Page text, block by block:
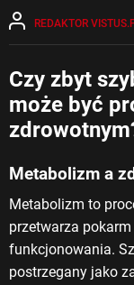
REDAKTOR
Czy zbyt
może być
Metabolizm a
Metabolizm to
przetwarza
funkcjonowania.
postrzegany jako